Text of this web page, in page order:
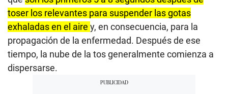
toser los relevantes para suspender las gotas
exhaladas en el aire y, en consecuencia, para la
propagación de la enfermedad. Después de ese
tiempo, la nube de la tos generalmente comienza a
dispersarse.